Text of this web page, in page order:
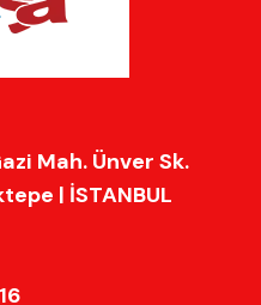
Mah. Ünver Sk.
| İSTANBUL